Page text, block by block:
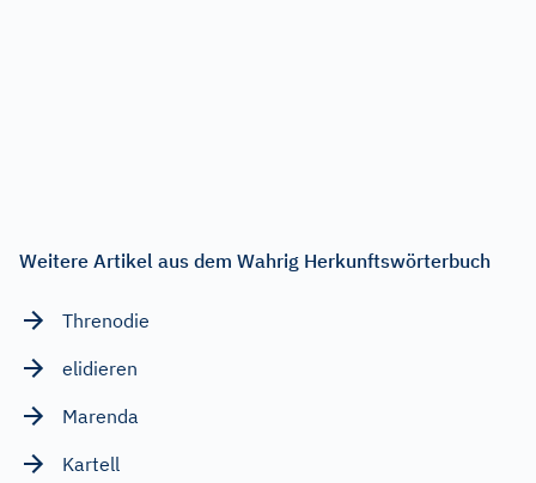
Weitere Artikel aus dem Wahrig Herkunftswörterbuch
Threnodie
elidieren
Marenda
Kartell